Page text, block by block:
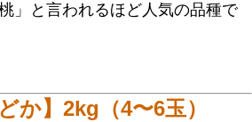
」と言われるほど人気の品種で
か】2kg（4〜6玉）